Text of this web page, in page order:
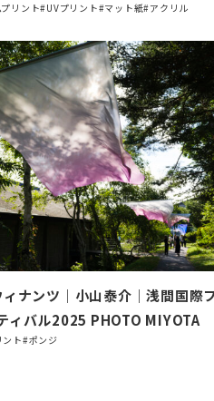
リント#UVプリント#マット紙#アクリル
ィナンツ｜小山泰介｜浅間国際
ィバル2025 PHOTO MIYOTA
ト#ポンジ